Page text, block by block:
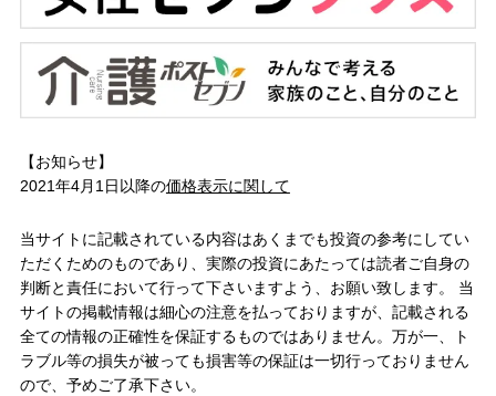
【お知らせ】
2021年4月1日以降の価格表示に関して
当サイトに記載されている内容はあくまでも投資の参考にしてい
ただくためのものであり、実際の投資にあたっては読者ご自身の
判断と責任において行って下さいますよう、お願い致します。 当
サイトの掲載情報は細心の注意を払っておりますが、記載される
全ての情報の正確性を保証するものではありません。万が一、ト
ラブル等の損失が被っても損害等の保証は一切行っておりません
ので、予めご了承下さい。